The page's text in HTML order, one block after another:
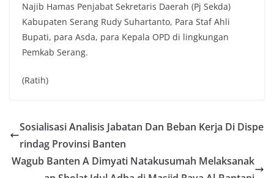
Najib Hamas Penjabat Sekretaris Daerah (Pj Sekda)
Kabupaten Serang Rudy Suhartanto, Para Staf Ahli
Bupati, para Asda, para Kepala OPD di lingkungan
Pemkab Serang.
(Ratih)
Sosialisasi Analisis Jabatan Dan Beban Kerja Di Dispe
rindag Provinsi Banten
Wagub Banten A Dimyati Natakusumah Melaksanak